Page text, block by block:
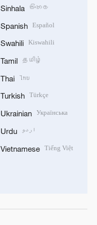
Sinhala සිංහල
Spanish Español
Swahili Kiswahili
Tamil தமிழ்
Thai ไทย
Turkish Türkçe
Ukrainian Українська
Urdu اردو
Vietnamese Tiếng Việt